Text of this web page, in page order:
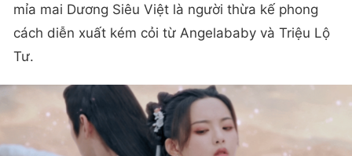
mỉa mai Dương Siêu Việt là người thừa kế phong
cách diễn xuất kém cỏi từ Angelababy và Triệu Lộ
Tư.